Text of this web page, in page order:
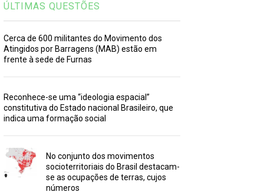
ÚLTIMAS QUESTÕES
Cerca de 600 militantes do Movimento dos
Atingidos por Barragens (MAB) estão em
frente à sede de Furnas
Reconhece-se uma “ideologia espacial”
constitutiva do Estado nacional Brasileiro, que
indica uma formação social
No conjunto dos movimentos
socioterritoriais do Brasil destacam-
se as ocupações de terras, cujos
números